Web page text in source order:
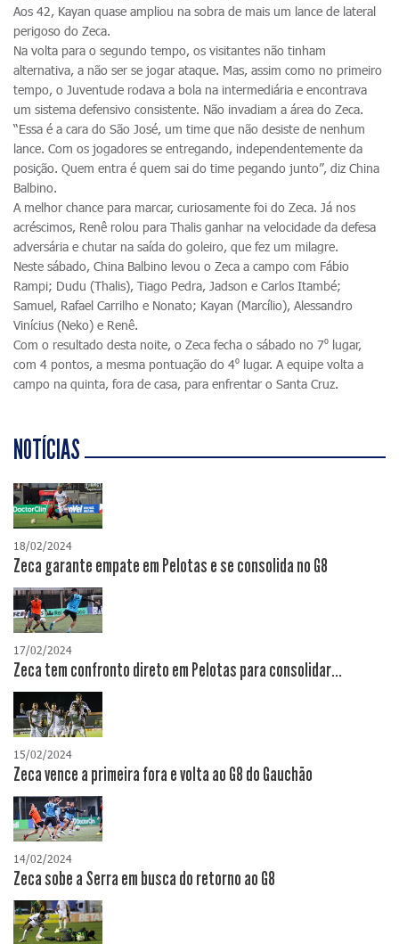
Aos 42, Kayan quase ampliou na sobra de mais um lance de lateral
perigoso do Zeca.
Na volta para o segundo tempo, os visitantes não tinham
alternativa, a não ser se jogar ataque. Mas, assim como no primeiro
tempo, o Juventude rodava a bola na intermediária e encontrava
um sistema defensivo consistente. Não invadiam a área do Zeca.
“Essa é a cara do São José, um time que não desiste de nenhum
lance. Com os jogadores se entregando, independentemente da
posição. Quem entra é quem sai do time pegando junto”, diz China
Balbino.
A melhor chance para marcar, curiosamente foi do Zeca. Já nos
acréscimos, Renê rolou para Thalis ganhar na velocidade da defesa
adversária e chutar na saída do goleiro, que fez um milagre.
Neste sábado, China Balbino levou o Zeca a campo com Fábio
Rampi; Dudu (Thalis), Tiago Pedra, Jadson e Carlos Itambé;
Samuel, Rafael Carrilho e Nonato; Kayan (Marcílio), Alessandro
Vinícius (Neko) e Renê.
Com o resultado desta noite, o Zeca fecha o sábado no 7⁰ lugar,
com 4 pontos, a mesma pontuação do 4⁰ lugar. A equipe volta a
campo na quinta, fora de casa, para enfrentar o Santa Cruz.
NOTÍCIAS
18/02/2024
Zeca garante empate em Pelotas e se consolida no G8
17/02/2024
Zeca tem confronto direto em Pelotas para consolidar...
15/02/2024
Zeca vence a primeira fora e volta ao G8 do Gauchão
14/02/2024
Zeca sobe a Serra em busca do retorno ao G8